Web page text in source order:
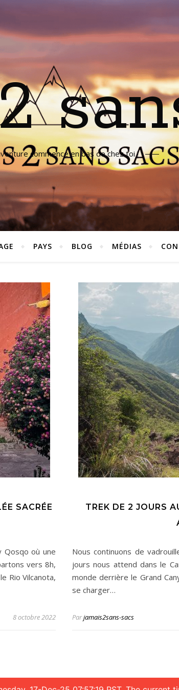
commence en bas de chez toi !
PAYS BLOG MÉDIAS
SACRÉE
Qosqo où une
vers 8h,
Rio Vilcanota,
8 octobre 2022
TREK DE 2 JOURS
Nous continuons de
jours nous attend dans le
monde derrière le Grand
se charger…
Parjamais2sans-sacs